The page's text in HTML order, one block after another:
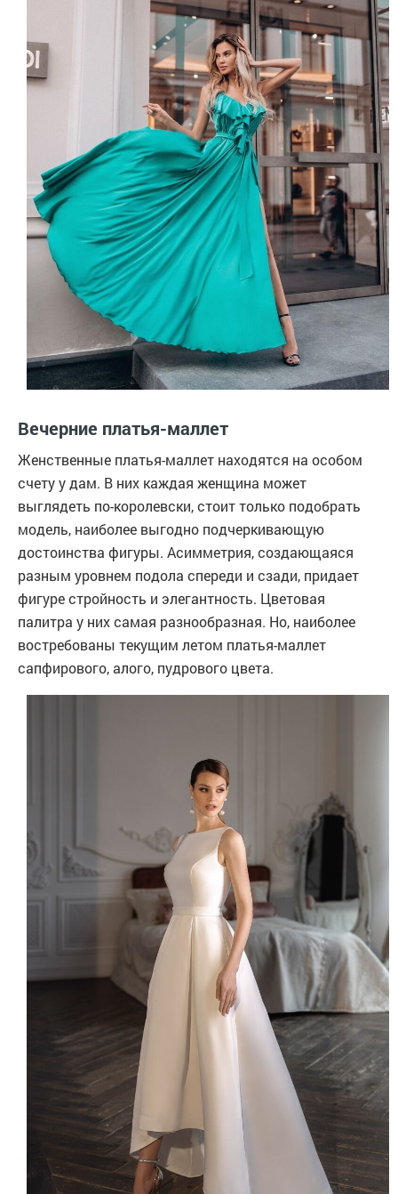
Вечерние платья-маллет
Женственные платья-маллет находятся на особом
счету у дам. В них каждая женщина может
выглядеть по-королевски, стоит только подобрать
модель, наиболее выгодно подчеркивающую
достоинства фигуры. Асимметрия, создающаяся
разным уровнем подола спереди и сзади, придает
фигуре стройность и элегантность. Цветовая
палитра у них самая разнообразная. Но, наиболее
востребованы текущим летом платья-маллет
сапфирового, алого, пудрового цвета.